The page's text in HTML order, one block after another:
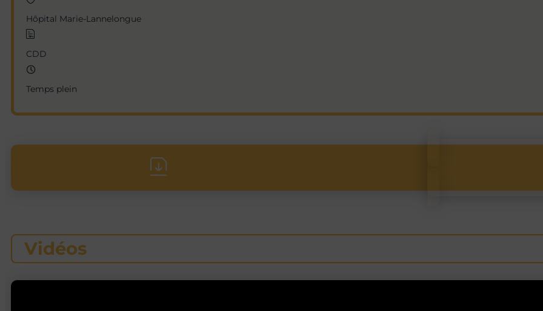
Hôpital Marie-Lannelongue
CDD
Temps plein
Vidéos